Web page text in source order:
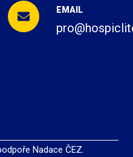
EMAIL
Nadace ČEZ.